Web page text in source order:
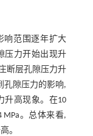
响范围逐年扩大
压力开始出现升
断层孔隙压力升
孔隙压力的影响,
升高现象。在10
。总体来看,
。